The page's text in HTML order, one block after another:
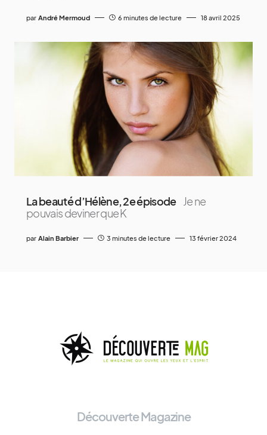
par André Mermoud 6 minutes de lecture 18 avril 2025
La beauté d’Hélène, 2e épisode Je ne
pouvais deviner que K
par Alain Barbier 3 minutes de lecture 13 février 2024
Découverte Magazine